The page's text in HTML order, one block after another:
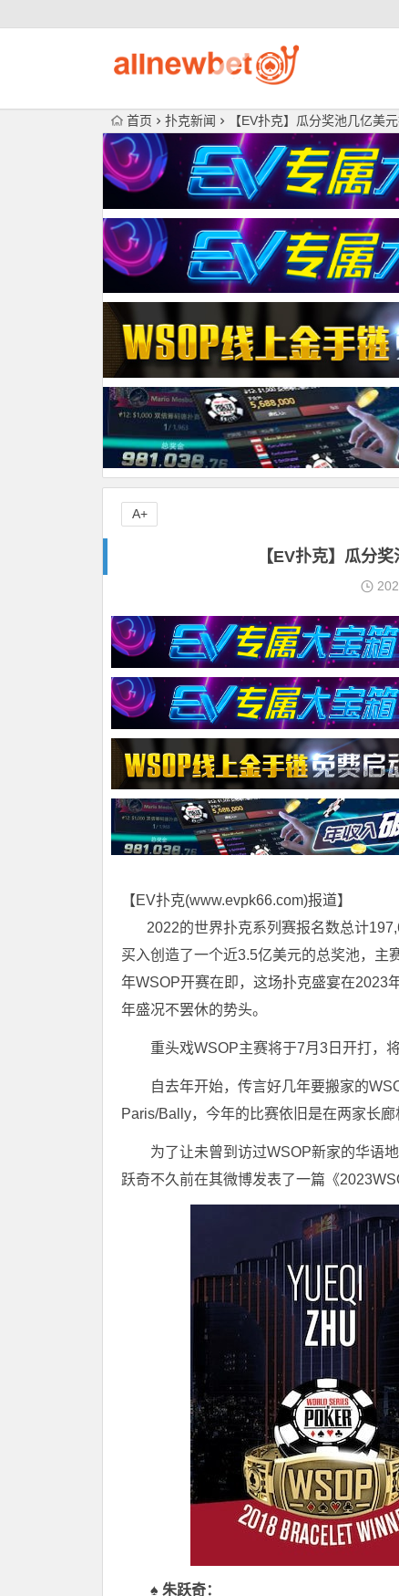
首页 扑克新闻 【EV扑克】瓜分奖池几亿美
【EV扑克】瓜分
【EV扑克(www.evpk66.com)报道】
2022的世界扑克系列赛报名数总计
买入创造了一个近3.5亿美元的总奖池，主
年WSOP开赛在即，这场扑克盛宴在2023
年盛况不罢休的势头。
重头戏WSOP主赛将于7月3日开打，
自去年开始，传言好几年要搬家的
Paris/Bally，今年的比赛依旧是在两家长廊
为了让未曾到访过WSOP新家的华语
跃奇不久前在其微博发表了一篇《
♠ 朱跃奇：
A+